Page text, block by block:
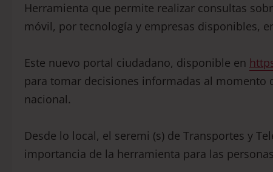
Herramienta que permite realizar consultas
móvil, por tecnología y empresas disponibles,
Este nuevo portal ciudadano, disponible en
para tomar decisiones informadas al momento
nacional.
Desde lo local, el seremi (s) de Transportes y
importancia de la herramienta para las